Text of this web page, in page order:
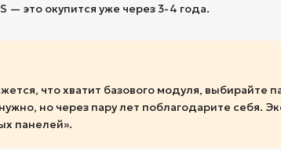
— это окупится уже через 3-4 года.
что хватит базового модуля, выбирайте
но через пару лет поблагодарите себя.
панелей».